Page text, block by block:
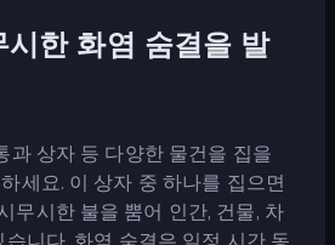
한 화염 숨결을 발
과 상자 등 다양한 물건을 집을
세요. 이 상자 중 하나를 집으면
무시한 불을 뿜어 인간, 건물, 차